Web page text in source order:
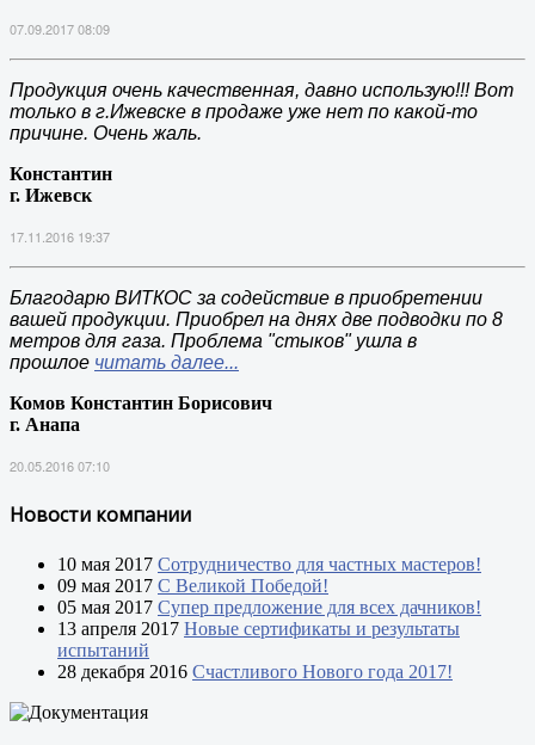
07.09.2017 08:09
Продукция очень качественная, давно использую!!! Вот
только в г.Ижевске в продаже уже нет по какой-то
причине. Очень жаль.
Константин
г. Ижевск
17.11.2016 19:37
Благодарю ВИТКОС за содействие в приобретении
вашей продукции. Приобрел на днях две подводки по 8
метров для газа. Проблема "стыков" ушла в
прошлое читать далее...
Комов Константин Борисович
г. Анапа
20.05.2016 07:10
Новости компании
10 мая 2017 Сотрудничество для частных мастеров!
09 мая 2017 С Великой Победой!
05 мая 2017 Супер предложение для всех дачников!
13 апреля 2017 Новые сертификаты и результаты
испытаний
28 декабря 2016 Счастливого Нового года 2017!